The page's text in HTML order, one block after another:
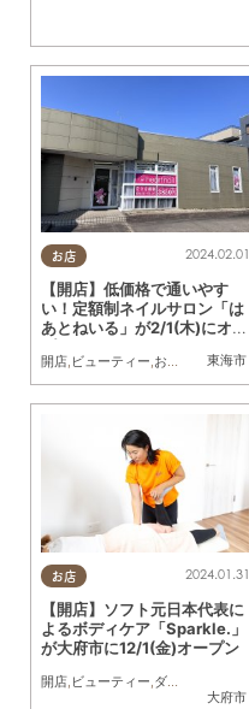
お店
東海市
2024.02.01
【開店】低価格で通いやす
い！定額制ネイルサロン「は
あとねいる」が2/1(木)にオー
開店, ビューティー,おひとりさま
お店
大府市
2024.01.31
【開店】ソフト元日本代表に
よるボディケア「Sparkle.」
が大府市に12/1(金)オープン
開店, ビューティー,ダイエット